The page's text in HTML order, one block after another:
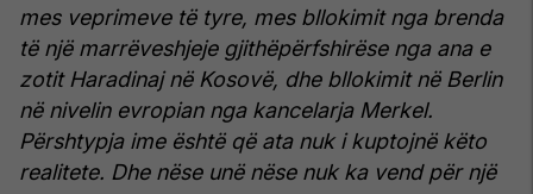
mes veprimeve të tyre, mes bllokimit nga brenda
të një marrëveshjeje gjithëpërfshirëse nga ana e
zotit Haradinaj në Kosovë, dhe bllokimit në Berlin
në nivelin evropian nga kancelarja Merkel.
Përshtypja ime është që ata nuk i kuptojnë këto
realitete. Dhe nëse unë nëse nuk ka vend për një